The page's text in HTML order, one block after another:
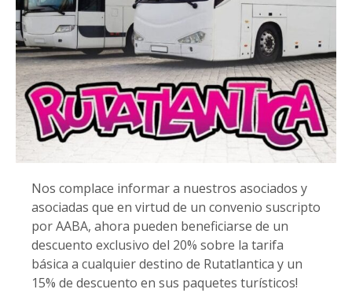
Nos complace informar a nuestros asociados y
asociadas que en virtud de un convenio suscripto
por AABA, ahora pueden beneficiarse de un
descuento exclusivo del 20% sobre la tarifa
básica a cualquier destino de Rutatlantica y un
15% de descuento en sus paquetes turísticos!